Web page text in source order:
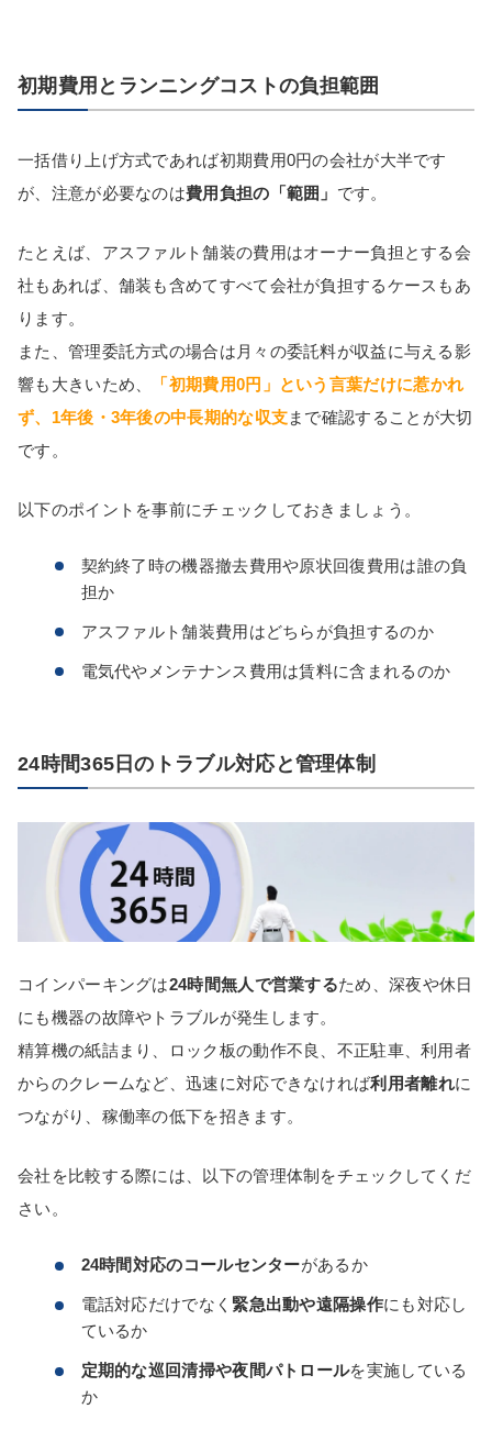
初期費用とランニングコストの負担範囲
一括借り上げ方式であれば初期費用0円の会社が大半です
が、注意が必要なのは費用負担の「範囲」 です。
たとえば、アスファルト舗装の費用はオーナー負担とする会
社もあれば、舗装も含めてすべて会社が負担するケースもあ
ります。
また、管理委託方式の場合は月々の委託料が収益に与える影
響も大きいため、
「初期費用0円」という言葉だけに惹かれ
ず、1年後・3年後の中長期的な収支まで確認することが大切
です。
以下のポイントを事前にチェックしておきましょう。
契約終了時の機器撤去費用や原状回復費用は誰の負
担か
アスファルト舗装費用はどちらが負担するのか
電気代やメンテナンス費用は賃料に含まれるのか
24時間365日のトラブル対応と管理体制
コインパーキングは24時間無人で営業するため、深夜や休日
にも機器の故障やトラブルが発生します。
精算機の紙詰まり、ロック板の動作不良、不正駐車、利用者
からのクレームなど、迅速に対応できなければ利用者離れに
つながり、稼働率の低下を招きます。
会社を比較する際には、以下の管理体制をチェックしてくだ
さい。
24時間対応のコールセンターがあるか
電話対応だけでなく 緊急出動や遠隔操作にも対応し
ているか
定期的な巡回清掃や夜間パトロールを実施している
か